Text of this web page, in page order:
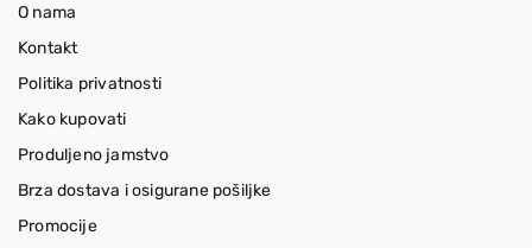
O nama
Kontakt
Politika privatnosti
Kako kupovati
Produljeno jamstvo
Brza dostava i osigurane pošiljke
Promocije